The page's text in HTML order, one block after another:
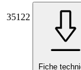
35122
Fiche